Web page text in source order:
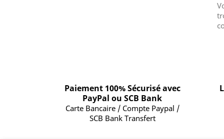
Paiement 100% Sécurisé avec
PayPal ou SCB Bank
Carte Bancaire / Compte Paypal /
SCB Bank Transfert